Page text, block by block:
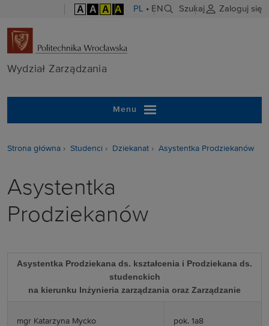
A A A A PL • EN Szukaj Zaloguj się
Wydział
Wydział Zarządzania
Menu
Strona główna Studenci Dziekanat Asystentka Prodziekanów
Asystentka
Prodziekanów
Asystentka Prodziekana ds. kształcenia i Prodziekana ds.
studenckich
na kierunku Inżynieria zarządzania oraz Zarządzanie
mgr Katarzyna Mycko
pok. 1a8